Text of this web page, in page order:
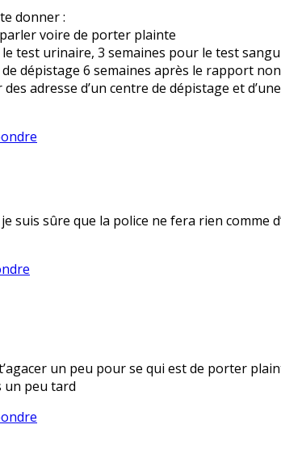
donner :
voire de porter plainte
test urinaire, 3 semaines pour le test
dépistage 6 semaines après le rapport
adresse d’un centre de dépistage et
sûre que la police ne fera rien comme
un peu pour se qui est de porter
un peu tard